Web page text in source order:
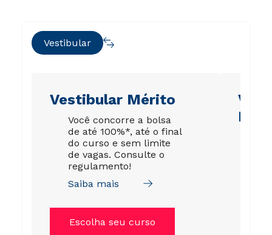
Vestibular
Vestibular Mérito
Você concorre a bolsa
de até 100%*, até o final
do curso e sem limite
de vagas. Consulte o
regulamento!
Saiba mais
Escolha seu curso
consultores irá te ajudar!
Informe seus dados:
Cancelar